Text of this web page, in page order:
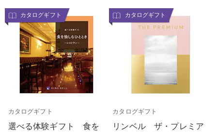
カタログギフト
カタログギフト
選べる体験ギフト 食を
カタログギフト
カタログギフト
リンベル ザ・プレミア